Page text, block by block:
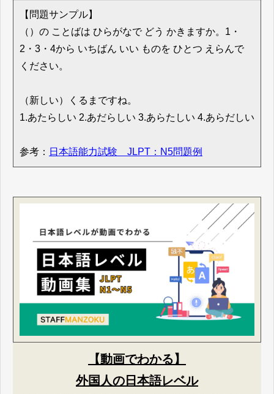
【問題サンプル】
（）の ことばは ひらがなで どう かきますか。1・
2・3・4から いちばん いい ものを ひとつ えらんで
ください。
（新しい）くるまですね。
1.あたらしい 2.あだらしい 3.あらたしい 4.あらだしい
参考： 日本語能力試験 JLPT：N5問題例
【動画でわかる】
外国人の日本語レベル